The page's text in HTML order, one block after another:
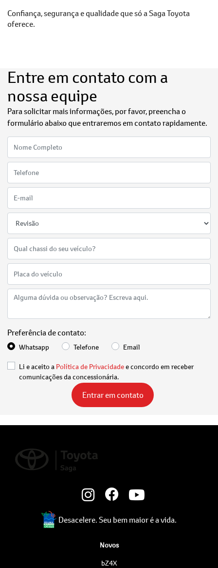
Confiança, segurança e qualidade que só a Saga Toyota
oferece.
Entre em contato com a
nossa equipe
Para solicitar mais informações, por favor, preencha o
formulário abaixo que entraremos em contato rapidamente.
Preferência de contato:
Whatsapp Telefone Email
Li e aceito a Política de Privacidadee concordo em receber
comunicações da concessionária.
Entrar em contato
Desacelere. Seu bem maior é a vida.
Novos
bZ4X